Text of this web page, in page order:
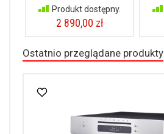
Produkt dostępny.
2 890,00 zł
Ostatnio przeglądane produkty